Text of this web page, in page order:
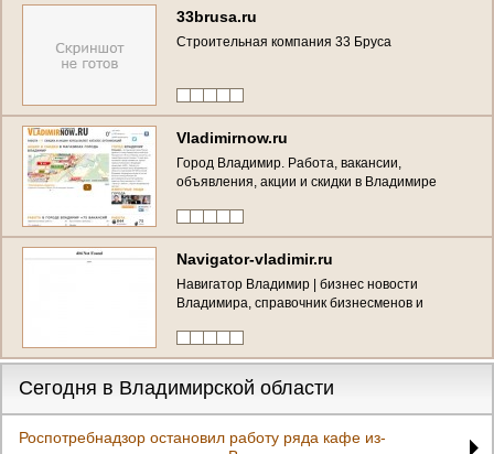
33brusa.ru
Строительная компания 33 Бруса
Vladimirnow.ru
Город Владимир. Работа, вакансии,
объявления, акции и скидки в Владимире
Navigator-vladimir.ru
Навигатор Владимир | бизнес новости
Владимира, справочник бизнесменов и
Сегодня в Владимирской области
Роспотребнадзор остановил работу ряда кафе из-